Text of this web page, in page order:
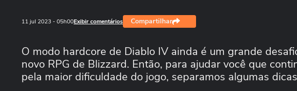
11 jul 2023- 05h00Exibir comentários Compartilhar
O modo hardcore de Diablo IV ainda é um grande
novo RPG de Blizzard. Então, para ajudar você que
pela maior dificuldade do jogo, separamos algumas